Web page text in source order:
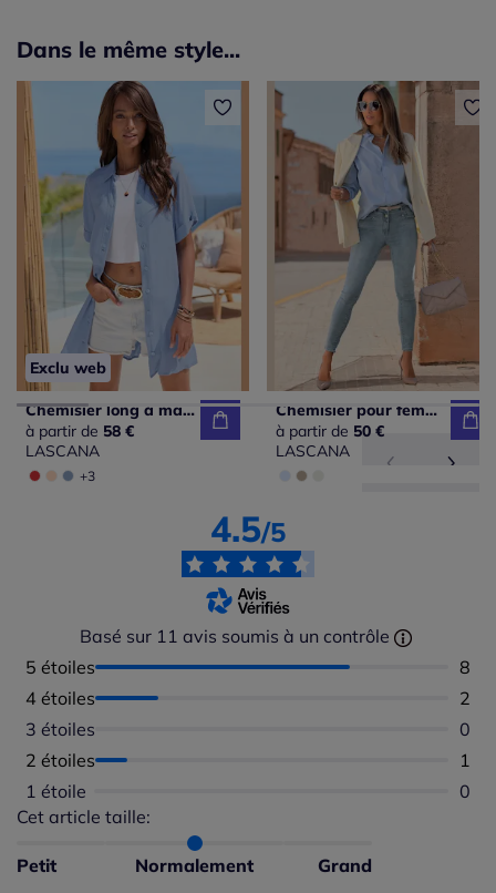
Dans le même style...
Exclu web
Chemisier long à manches courtes avec col et patte de boutonnage
à partir de 58 €
LASCANA
+3
Chemisier pour femmes à manches longues en coton
à partir de 50 €
LASCANA
4.5/5
Basé sur 11 avis soumis à un contrôle
5 étoiles
8
4 étoiles
2
3 étoiles
0
2 étoiles
1
1 étoile
0
Cet article taille:
Petit Normalement Grand
Répartition du taillant selon les avis clients
Taille normalement : 100%
Taille petit : 0%
Taille grand : 0%